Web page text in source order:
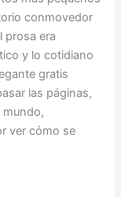
conmovedor
prosa era
y lo cotidiano
gratis
las páginas,
mundo,
ver cómo se